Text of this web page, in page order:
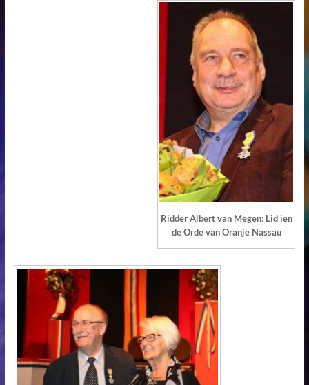
Ridder Albert van Megen: Lid ien
de Orde van Oranje Nassau